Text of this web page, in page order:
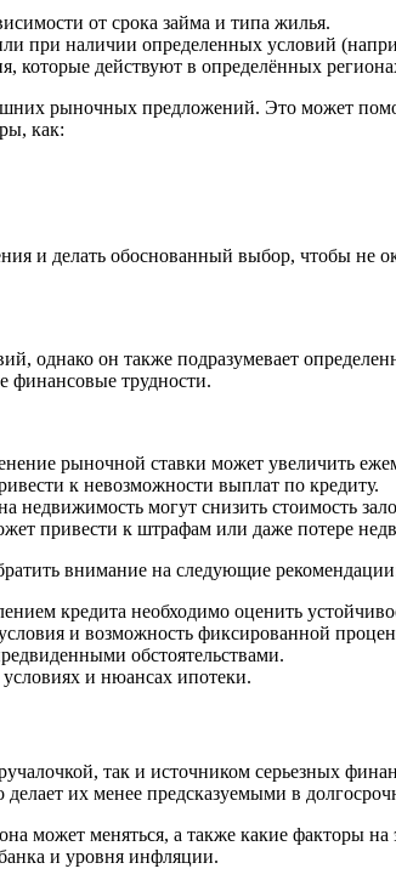
от срока займа и типа жилья.
при наличии определенных условий
которые действуют в определённых
рыночных предложений. Это может
как:
и делать обоснованный выбор, чтобы не
он также подразумевает
финансовые трудности.
рыночной ставки может увеличить
к невозможности выплат по кредиту.
могут снизить стоимость
привести к штрафам или даже потере
внимание на следующие
кредита необходимо оценить
и возможность фиксированной
обстоятельствами.
и нюансах ипотеки.
так и источником серьезных
их менее предсказуемыми в
может меняться, а также какие факторы
и уровня инфляции.